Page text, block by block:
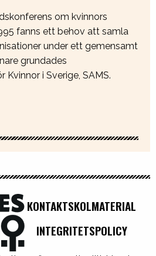
om kvinnors
fanns ett behov att samla
under ett gemensamt
grundades
Kvinnor i Sverige, SAMS.
KONTAKTSKOLMATERIAL
INTEGRITETSPOLICY